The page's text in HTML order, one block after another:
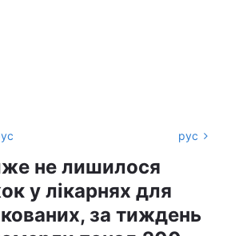
рус
не лишилося
у лікарнях для
за тиждень